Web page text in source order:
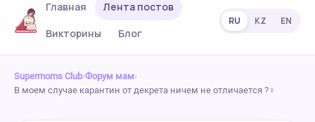
Главная
Лента постов
Викторины
Блог
RU KZ EN
Supermoms Club›Форум мам›
В моем случае карантин от декрета ничем не отличается ?‍♀️